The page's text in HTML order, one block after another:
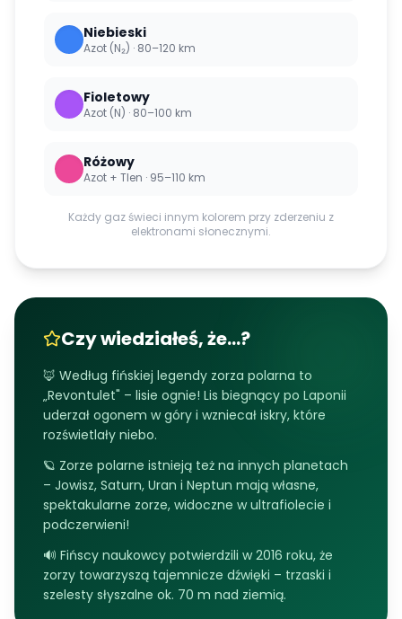
Niebieski
Azot (N₂) · 80–120 km
Fioletowy
Azot (N) · 80–100 km
Różowy
Azot + Tlen · 95–110 km
Każdy gaz świeci innym kolorem przy zderzeniu z
elektronami słonecznymi.
Czy wiedziałeś, że...?
🦊 Według fińskiej legendy zorza polarna to
„Revontulet" – lisie ognie! Lis biegnący po Laponii
uderzał ogonem w góry i wzniecał iskry, które
rozświetlały niebo.
🪐 Zorze polarne istnieją też na innych planetach
– Jowisz, Saturn, Uran i Neptun mają własne,
spektakularne zorze, widoczne w ultrafiolecie i
podczerwieni!
🔊 Fińscy naukowcy potwierdzili w 2016 roku, że
zorzy towarzyszą tajemnicze dźwięki – trzaski i
szelesty słyszalne ok. 70 m nad ziemią.